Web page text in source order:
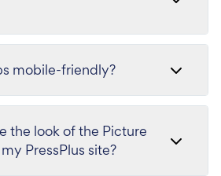
mobile-friendly?
the look of the Picture
PressPlus site?